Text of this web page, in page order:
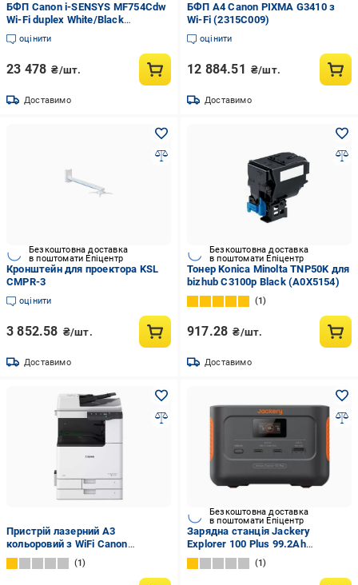
БФП Canon i-SENSYS MF754Cdw
Wi-Fi duplex White/Black
(5455C021)
оцінити
23 478 ₴/шт.
Доставимо
БФП А4 Canon PIXMA G3410 з
Wi-Fi (2315C009)
оцінити
12 884.51 ₴/шт.
Доставимо
Безкоштовна доставка
в поштомати Епіцентр
Кронштейн для проектора KSL
CMPR-3
оцінити
3 852.58 ₴/шт.
Доставимо
Безкоштовна доставка
в поштомати Епіцентр
Тонер Konica Minolta TNP50K для
bizhub C3100p Black (A0X5154)
1
917.28 ₴/шт.
Доставимо
Пристрій лазерний А3
кольоровий з WiFi Canon
iRC3326i (5965C005AA)
1
Безкоштовна доставка
в поштомати Епіцентр
Зарядна станція Jackery
Explorer 100 Plus 99.2Ah
(Explorer-100PLS)
1